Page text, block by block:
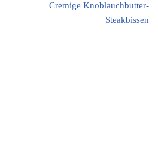
Cremige Knoblauchbutter-
Steakbissen